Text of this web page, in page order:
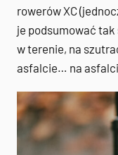
rowerów XC
je podsumować
w terenie, na
asfalcie… na